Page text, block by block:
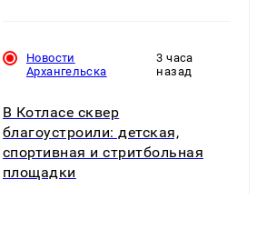
Новости
Архангельска
3 часа
назад
В Котласе сквер
благоустроили: детская,
спортивная и стритбольная
площадки